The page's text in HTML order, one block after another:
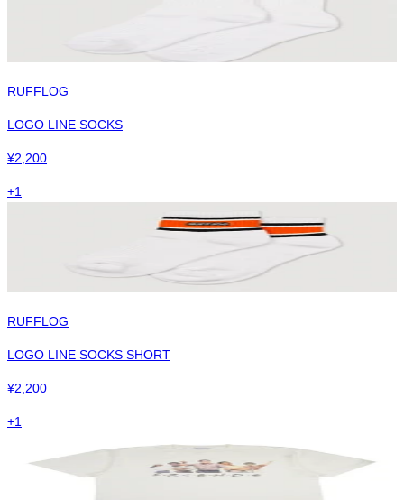
RUFFLOG
LOGO LINE SOCKS
¥2,200
+1
RUFFLOG
LOGO LINE SOCKS SHORT
¥2,200
+1